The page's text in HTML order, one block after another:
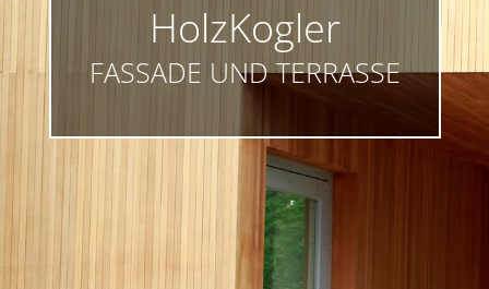
HolzKogler
FASSADE UND TERRASSE